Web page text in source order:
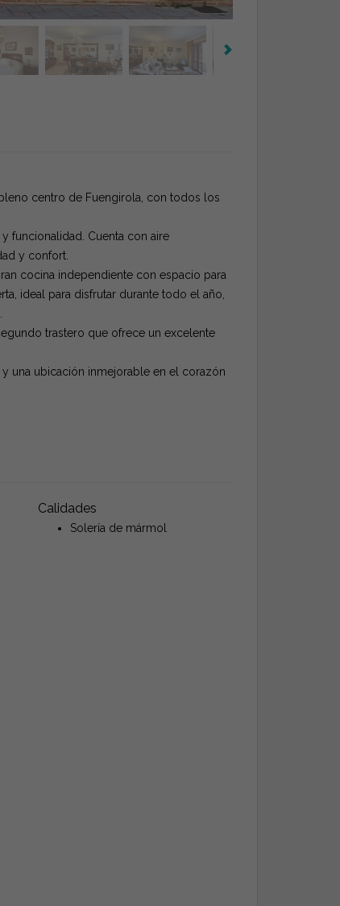
centro de Fuengirola, con todos los
funcionalidad. Cuenta con aire
y confort.
cocina independiente con espacio para
ideal para disfrutar durante todo el año,
trastero que ofrece un excelente
una ubicación inmejorable en el corazón
Calidades
Solería de mármol